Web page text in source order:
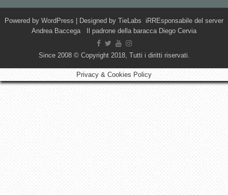
Powered by WordPress | Designed by TieLabs iRREsponsabile del server
Andrea Baccega Il padrone della baracca Diego Cervia
Since 2008 © Copyright 2018, Tutti i diritti riservati.
Privacy & Cookies Policy